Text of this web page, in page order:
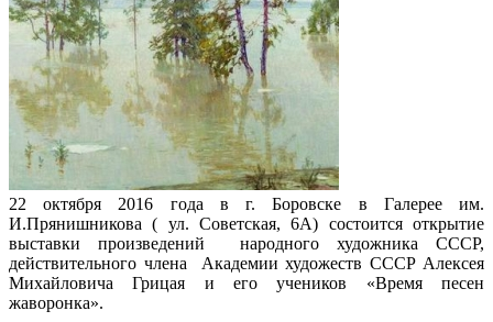
22 октября 2016 года в г. Боровске в Галерее им.
И.Прянишникова ( ул. Советская, 6А) состоится открытие
выставки произведений народного художника СССР,
действительного члена Академии художеств СССР Алексея
Михайловича Грицая и его учеников «Время песен
жаворонка».